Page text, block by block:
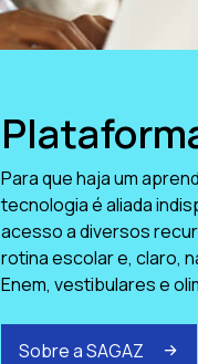
Para que haja um
tecnologia é aliada
acesso a diversos
rotina escolar e, claro,
Enem, vestibulares e
Sobre a SAGAZ